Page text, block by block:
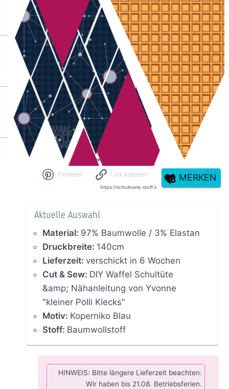
Pinterest Link kopieren MERKEN
Aktuelle Auswahl
Material: 97% Baumwolle / 3% Elastan
Druckbreite: 140cm
Lieferzeit: verschickt in 6 Wochen
Cut & Sew: DIY Waffel Schultüte
&amp; Nähanleitung von Yvonne
"kleiner Polli Klecks"
Motiv: Koperniko Blau
Stoff: Baumwollstoff
HINWEIS: Bitte längere Lieferzeit beachten:
Wir haben bis 21.08. Betriebsferien.